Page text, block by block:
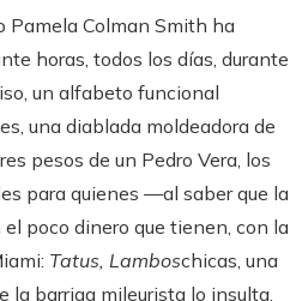
Pamela Colman Smith ha
horas, todos los días, durante
un alfabeto funcional
una diablada moldeadora de
pesos de un Pedro Vera, los
para quienes —al saber que la
poco dinero que tienen, con la
Tatus, Lamboschicas, una
la barriga mileurista lo insulta,